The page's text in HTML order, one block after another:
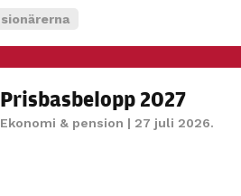
Prisbasbelopp 2027
Ekonomi & pension | 27 juli 2026.
och